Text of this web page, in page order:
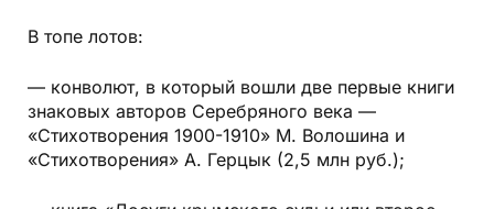
В топе лотов:
— конволют, в который вошли две первые книги
знаковых авторов Серебряного века —
«Стихотворения 1900-1910» М. Волошина и
«Стихотворения» А. Герцык (2,5 млн руб.);